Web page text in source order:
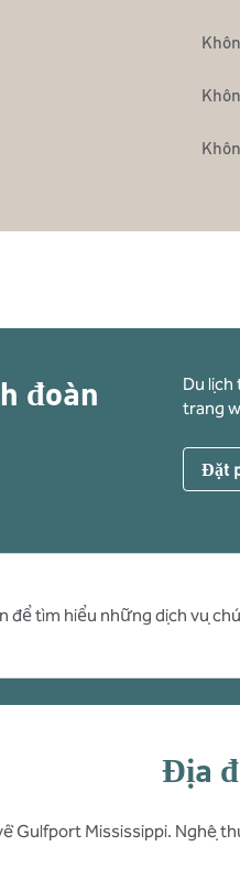
đoàn
Du
trang
Đặt
để tìm hiểu những dịch vụ
Địa
Gulfport Mississippi. Nghệ